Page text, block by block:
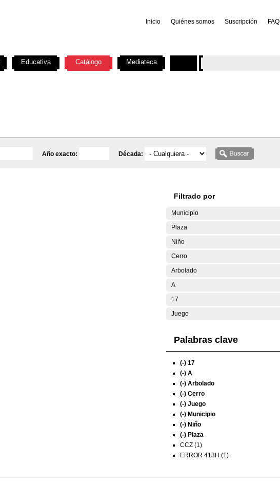
Inicio Quiénes somos Suscripción FAQ
Año exacto: Década:
Filtrado por
Municipio
Plaza
Niño
Cerro
Arbolado
A
17
Juego
Palabras clave
(-) 17
(-) A
(-) Arbolado
(-) Cerro
(-) Juego
(-) Municipio
(-) Niño
(-) Plaza
CCZ (1)
ERROR 413H (1)
Educativa Catálogo Mediateca